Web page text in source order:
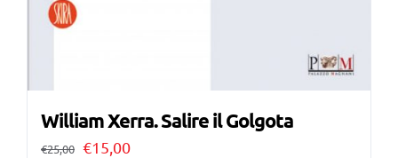
William Xerra. Salire il Golgota
€25,00 Il
€15,00Il